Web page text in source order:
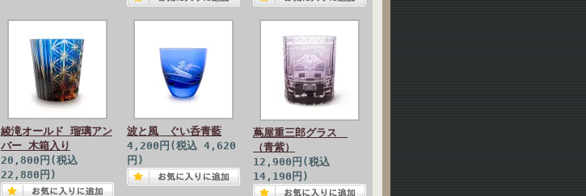
綾滝オールド 瑠璃アン
バー 木箱入り
20,800円(税込
22,880円)
波と風 ぐい呑青藍
4,200円(税込 4,620
円)
蔦屋重三郎グラス
（青紫）
12,900円(税込
14,190円)